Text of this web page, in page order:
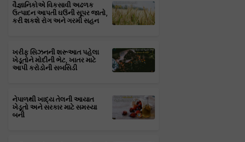
વૈજ્ઞાનિકોએ વિકસાવી અઢળક
ઉત્પાદન આપતી ઘઉંની સૂપર જાતો,
કરી શકશે રોગ અને ગરમી સહન
ખરીફ સિઝનની શરૂઆત પહેલા
ખેડૂતોને મોદીની ભેટ, ખાતર માટે
આપી કરોડોની સબસિડી
નેપાળથી ખાદ્ય તેલની આયાત
ખેડૂતો અને સરકાર માટે સમસ્યા
બની